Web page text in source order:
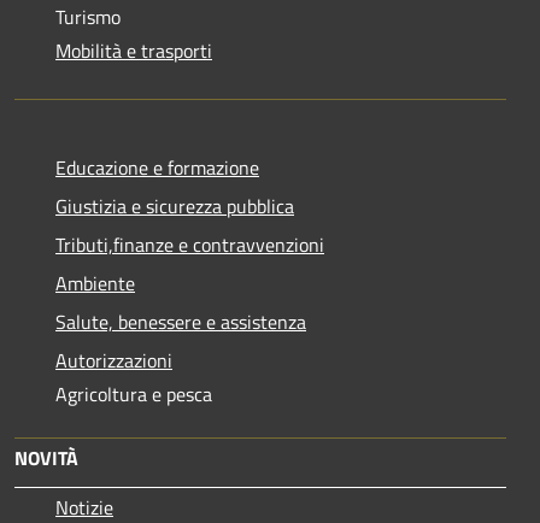
Turismo
Mobilità e trasporti
Educazione e formazione
Giustizia e sicurezza pubblica
Tributi,finanze e contravvenzioni
Ambiente
Salute, benessere e assistenza
Autorizzazioni
Agricoltura e pesca
NOVITÀ
Notizie